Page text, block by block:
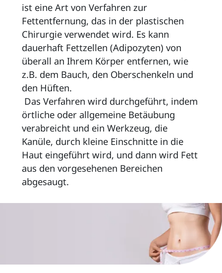
ist eine Art von Verfahren zur
Fettentfernung, das in der plastischen
Chirurgie verwendet wird. Es kann
dauerhaft Fettzellen (Adipozyten) von
überall an Ihrem Körper entfernen, wie
z.B. dem Bauch, den Oberschenkeln und
den Hüften.
örtliche oder allgemeine Betäubung
verabreicht und ein Werkzeug, die
Kanüle, durch kleine Einschnitte in die
Haut eingeführt wird, und dann wird Fett
aus den vorgesehenen Bereichen
abgesaugt.